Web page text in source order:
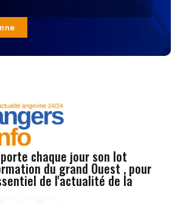
chaque jour son lot
du grand Ouest , pour
de l'actualité de la